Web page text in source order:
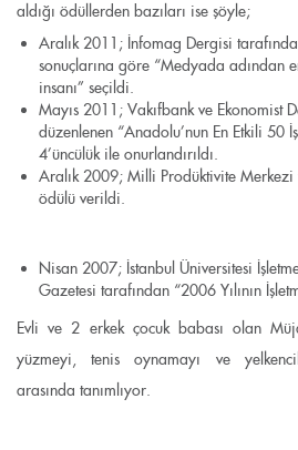
aldığı ödüllerden bazıları ise şöyle;
Aralık 2011; İnfomag Dergisi
sonuçlarına göre “Medyada adından
insanı” seçildi.
Mayıs 2011; Vakıfbank ve Ekonomist
düzenlenen “Anadolu’nun En Etkili 50
4’üncülük ile onurlandırıldı.
Aralık 2009; Milli Prodüktivite Merkezi
ödülü verildi.
Nisan 2007; İstanbul Üniversitesi
Gazetesi tarafından “2006 Yılının
Evli ve 2 erkek çocuk babası olan
yüzmeyi, tenis oynamayı ve
arasında tanımlıyor.